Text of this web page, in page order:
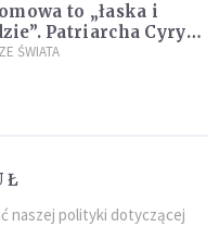
to „łaska i
Patriarcha Cyryl
Putina
ŚWIATA
naszej polityki dotyczącej